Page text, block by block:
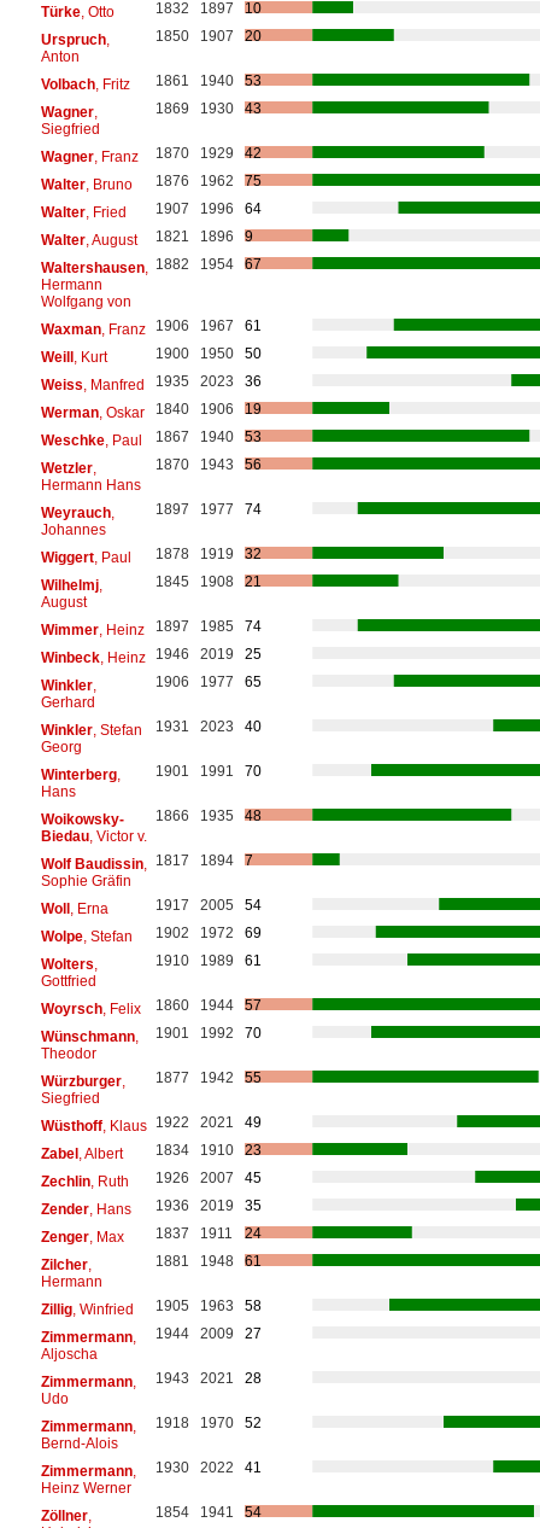
Türke, Otto 1832 1897
10
Urspruch,
Anton
1850 1907 20
Volbach, Fritz 1861 1940
53
Wagner,
Siegfried
1869 1930 43
Wagner, Franz 1870 1929
42
Walter, Bruno 1876 1962
75
Walter, Fried 1907 1996
64
Walter, August 1821 1896
9
Waltershausen,
Hermann
Wolfgang von
1882 1954 67
Waxman, Franz 1906 1967
61
Weill, Kurt 1900 1950
50
Weiss , Manfred 1935 2023
36
Werman, Oskar 1840 1906
19
Weschke, Paul 1867 1940
53
Wetzler,
Hermann Hans
1870 1943 56
Weyrauch,
Johannes
1897 1977 74
Wiggert, Paul 1878 1919
32
Wilhelmj,
August
1845 1908 21
Wimmer, Heinz 1897 1985
74
Winbeck, Heinz 1946 2019
25
Winkler,
Gerhard
1906 1977 65
Winkler, Stefan
Georg
1931 2023 40
Winterberg,
Hans
1901 1991 70
Woikowsky-
Biedau, Victor v.
1866 1935 48
Wolf Baudissin,
Sophie Gräfin
1817 1894 7
Woll, Erna 1917 2005
54
Wolpe, Stefan 1902 1972
69
Wolters
Gottfried
1910 1989 61
Woyrsch, Felix 1860 1944
57
Wünschmann,
Theodor
1901 1992 70
Würzburger,
Siegfried
1877 1942 55
Wüsthoff, Klaus 1922 2021
49
Zabel, Albert 1834 1910
23
Zechlin, Ruth 1926 2007
45
Zender, Hans 1936 2019
35
Zenger, Max 1837 1911
24
Zilcher,
Hermann
1881 1948 61
Zillig, Winfried 1905 1963
58
Zimmermann,
Aljoscha
1944 2009 27
Zimmermann,
Udo
1943 2021 28
Zimmermann,
Bernd-Alois
1918 1970 52
Zimmermann,
Heinz Werner
1930 2022 41
Zöllner,
1854 1941 54